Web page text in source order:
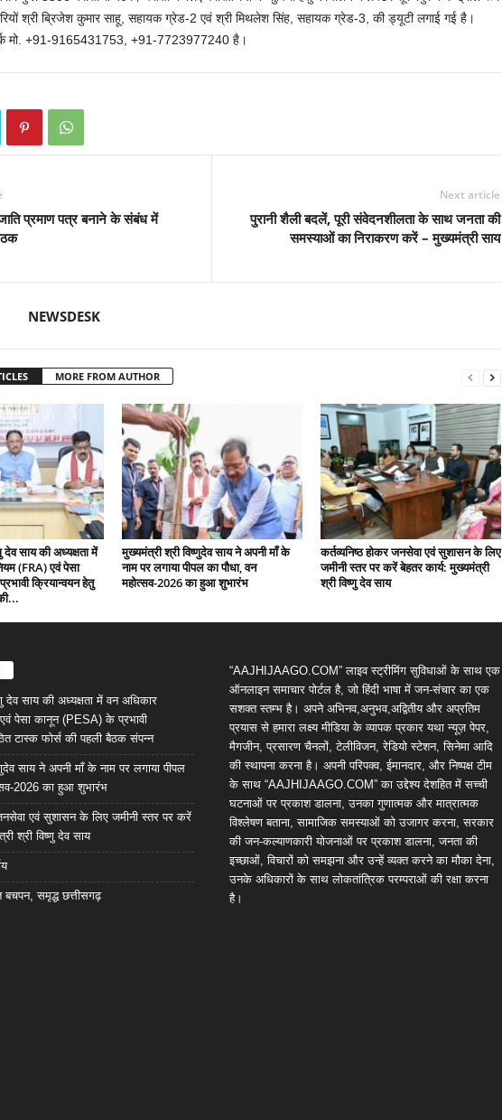
श्री ब्रिजेश कुमार साहू, सहायक ग्रेड-2 एवं श्री मिथलेश सिंह, सहायक ग्रेड-3, की ड्यूटी लगाई गई है।
मो. +91-9165431753, +91-7723977240 है।
प्रमाण पत्र बनाने के संबंध में
Next article
पुरानी शैली बदलें, पूरी संवेदनशीलता के साथ जनता की
समस्याओं का निराकरण करें – मुख्यमंत्री साय
NEWSDESK
MORE FROM AUTHOR
देव साय की अध्यक्षता में
(FRA) एवं पेसा
क्रियान्वयन हेतु
मुख्यमंत्री श्री विष्णुदेव साय ने अपनी माँ के
नाम पर लगाया पीपल का पौधा, वन
महोत्सव-2026 का हुआ शुभारंभ
कर्तव्यनिष्ठ होकर जनसेवा एवं सुशासन के लिए
जमीनी स्तर पर करें बेहतर कार्य: मुख्यमंत्री
श्री विष्णु देव साय
देव साय की अध्यक्षता में वन अधिकार
पेसा कानून (PESA) के प्रभावी
टास्क फोर्स की पहली बैठक संपन्न
साय ने अपनी माँ के नाम पर लगाया पीपल
2026 का हुआ शुभारंभ
एवं सुशासन के लिए जमीनी स्तर पर करें
श्री विष्णु देव साय
समृद्ध छत्तीसगढ़
“AAJHIJAAGO.COM” लाइव स्ट्रीमिंग सुविधाओं के साथ एक
ऑनलाइन समाचार पोर्टल है, जो हिंदी भाषा में जन-संचार का एक
सशक्त स्तम्भ है। अपने अभिनव,अनुभव,अद्वितीय और अप्रतिम
प्रयास से हमारा लक्ष्य मीडिया के व्यापक प्रकार यथा न्यूज़ पेपर,
मैगजीन, प्रसारण चैनलों, टेलीविजन, रेडियो स्टेशन, सिनेमा आदि
की स्थापना करना है। अपनी परिपक्व, ईमानदार, और निष्पक्ष टीम
के साथ “AAJHIJAAGO.COM” का उद्देश्य देशहित में सच्ची
घटनाओं पर प्रकाश डालना, उनका गुणात्मक और मात्रात्मक
विश्लेषण बताना, सामाजिक समस्याओं को उजागर करना, सरकार
की जन-कल्याणकारी योजनाओं पर प्रकाश डालना, जनता की
इच्छाओं, विचारों को समझना और उन्हें व्यक्त करने का मौका देना,
उनके अधिकारों के साथ लोकतांत्रिक परम्पराओं की रक्षा करना
है।